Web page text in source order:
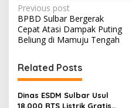
P
o
s
t
n
a
Previous post
BPBD Sulbar Bergerak
Cepat Atasi Dampak Puting
Beliung di Mamuju Tengah
Related Posts
Dinas ESDM Sulbar Usul
18.000 RTS Listrik Gratis